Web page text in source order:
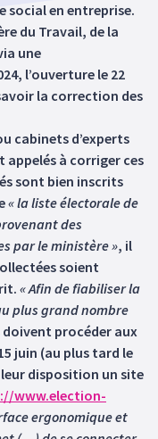
social en entreprise.
du Travail, de la
une
l’ouverture le 22
la correction des
cabinets d’experts
appelés à corriger ces
sont bien inscrits
« la liste électorale de
des
par le ministère », il
soient
« Afin de fiabiliser la
plus grand nombre
doivent procéder aux
juin (au plus tard le
disposition un site
www.election-
ergonomique et